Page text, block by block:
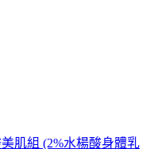
肌組 (2%水楊酸身體乳